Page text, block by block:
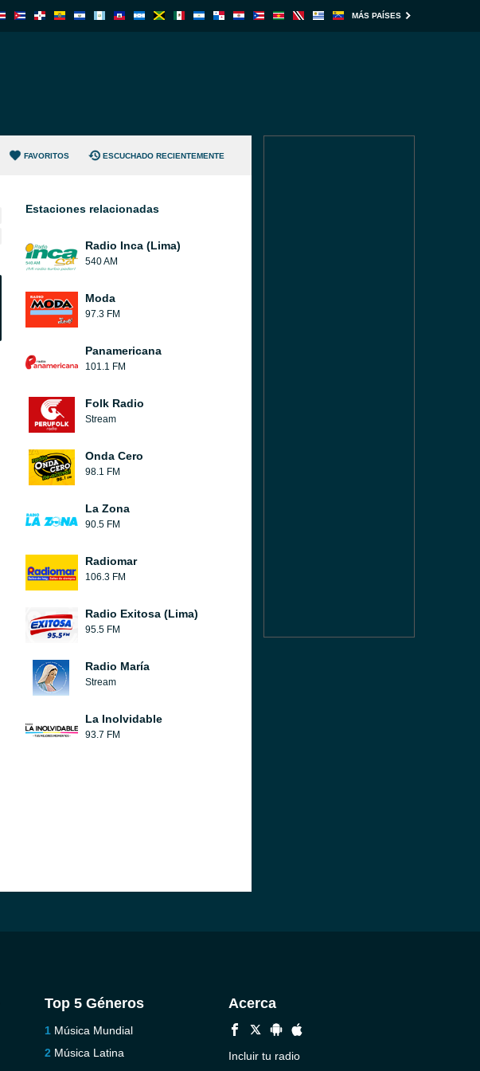
MÁS PAÍSES
FAVORITOS ESCUCHADO RECIENTEMENTE
Estaciones relacionadas
Radio Inca (Lima)
540 AM
Moda
97.3 FM
Panamericana
101.1 FM
Folk Radio
Stream
Onda Cero
98.1 FM
La Zona
90.5 FM
Radiomar
106.3 FM
Radio Exitosa (Lima)
95.5 FM
Radio María
Stream
La Inolvidable
93.7 FM
Top 5 Géneros
Música Mundial
Música Latina
Acerca
Incluir tu radio